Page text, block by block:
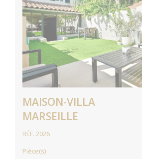
MAISON-VILLA
MARSEILLE
RÉF. 2026
Pièce(s)